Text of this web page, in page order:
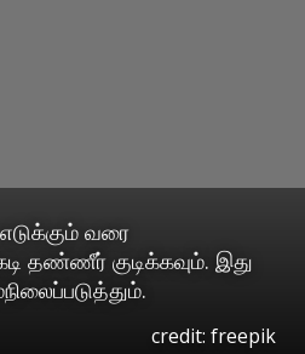
வரை
தண்ணீர் குடிக்கவும். இது
credit: freepik